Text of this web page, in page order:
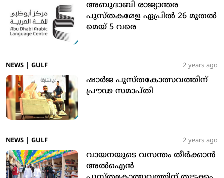
അബുദാബി രാജ്യാന്തര
പുസ്തകമേള ഏപ്രില്‍ 26 മുതല്‍
മെയ് 5 വരെ
NEWS GULF 2 years ago
ഷാര്‍ജ പുസ്തകോത്സവത്തിന്
പ്രൗഢ സമാപ്തി
NEWS GULF 2 years ago
വായനയുടെ വസന്തം തീര്‍ക്കാന്‍
അല്‍ഐന്‍